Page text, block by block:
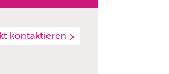
kontaktieren